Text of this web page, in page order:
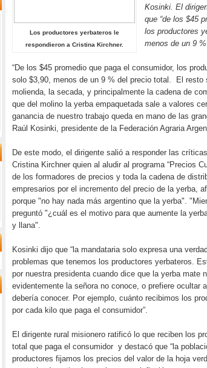
Los productores yerbateros le
respondieron a Cristina Kirchner.
Kosinki. El
que “de los $45
los productores
menos de un 9
“De los $45 promedio que paga el consumidor, los
solo $3,90, menos de un 9 % del precio total. El resto
molienda, la secada, y principalmente la cadena de
que del molino la yerba empaquetada sale a valores
ganancia de nuestro trabajo queda en mano de las
Raúl Kosinki, presidente de la Federación Agraria
De este modo, el dirigente salió a responder las
Cristina Kirchner quien al aludir al programa “Precios
de los formadores de precios y toda la cadena de
empresarios por el incremento del precio de la yerba,
porque "no hay nada más argentino que la yerba".
preguntó "¿cuál es el motivo para que aumente la
y llana".
Kosinki dijo que “la mandataria solo expresa una
problemas que tenemos los productores yerbateros.
por nuestra presidenta cuando dice que la yerba mate
evidentemente la señora no conoce, o prefiere ocultar
debería conocer. Por ejemplo, cuánto recibimos los
por cada kilo que paga el consumidor”.
El dirigente rural misionero ratificó lo que reciben los
total que paga el consumidor y destacó que “la
productores fijamos los precios del valor de la hoja